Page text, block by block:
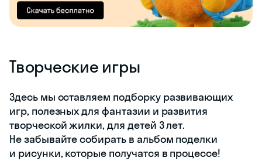
Творческие игры
Здесь мы оставляем подборку развивающих
игр, полезных для фантазии и развития
творческой жилки, для детей 3 лет.
Не забывайте собирать в альбом поделки
и рисунки, которые получатся в процессе!